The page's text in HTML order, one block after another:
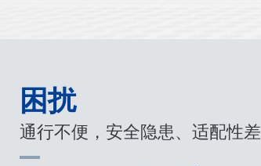
困扰
通行不便，安全隐患、适配性差